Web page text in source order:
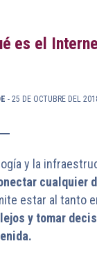
es el
- 25 DE OCTUBRE DEL
y la
cualquier
estar al tanto
y tomar